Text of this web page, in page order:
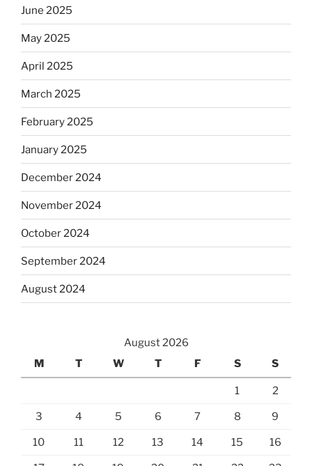
June 2025
May 2025
April 2025
March 2025
February 2025
January 2025
December 2024
November 2024
October 2024
September 2024
August 2024
August 2026
M
T W T F S S
1 2
3 4 5 6 7 8 9
10 11 12 13 14 15 16